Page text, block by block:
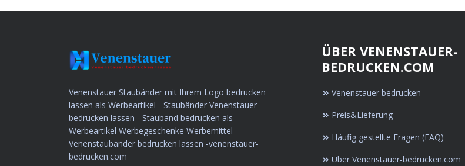
Venenstauer Staubänder mit Ihrem Logo bedrucken
lassen als Werbeartikel - Staubänder Venenstauer
bedrucken lassen - Stauband bedrucken als
Werbeartikel Werbegeschenke Werbemittel -
Venenstaubänder bedrucken lassen -venenstauer-
bedrucken.com
ÜBER VENENSTAUER-
BEDRUCKEN.COM
Venenstauer bedrucken
Preis&Lieferung
Häufig gestellte Fragen (FAQ)
Über Venenstauer-bedrucken.com